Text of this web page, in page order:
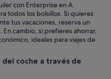
con Enterprise en A.
todos los bolsillos. Si quieres
tus vacaciones, reserva un
cambio, si prefieres ahorrar,
ideales para viajes de
del coche a través de